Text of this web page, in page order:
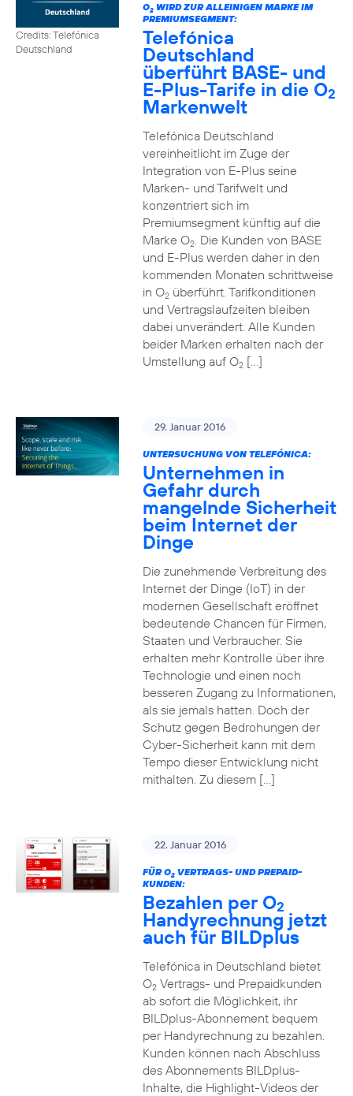
Credits: Telefónica
Deutschland
O2WIRD ZUR ALLEINIGEN MARKE IM
PREMIUMSEGMENT:
Telefónica
Deutschland
überführt BASE- und
E-Plus-Tarife in die O2
Markenwelt
Telefónica Deutschland
vereinheitlicht im Zuge der
Integration von E-Plus seine
Marken- und Tarifwelt und
konzentriert sich im
Premiumsegment künftig auf die
Marke O2. Die Kunden von BASE
und E-Plus werden daher in den
kommenden Monaten schrittweise
in O2überführt. Tarifkonditionen
und Vertragslaufzeiten bleiben
dabei unverändert. Alle Kunden
beider Marken erhalten nach der
Umstellung auf O2[…]
29. Januar 2016
UNTERSUCHUNG VON TELEFÓNICA:
Unternehmen in
Gefahr durch
mangelnde Sicherheit
beim Internet der
Dinge
Die zunehmende Verbreitung des
Internet der Dinge (IoT) in der
modernen Gesellschaft eröffnet
bedeutende Chancen für Firmen,
Staaten und Verbraucher. Sie
erhalten mehr Kontrolle über ihre
Technologie und einen noch
besseren Zugang zu Informationen,
als sie jemals hatten. Doch der
Schutz gegen Bedrohungen der
Cyber-Sicherheit kann mit dem
Tempo dieser Entwicklung nicht
mithalten. Zu diesem […]
22. Januar 2016
FÜR O2VERTRAGS- UND PREPAID-
KUNDEN:
Bezahlen per O2
Handyrechnung jetzt
auch für BILDplus
Telefónica in Deutschland bietet
O2Vertrags- und Prepaidkunden
ab sofort die Möglichkeit, ihr
BILDplus-Abonnement bequem
per Handyrechnung zu bezahlen.
Kunden können nach Abschluss
des Abonnements BILDplus-
Inhalte, die Highlight-Videos der